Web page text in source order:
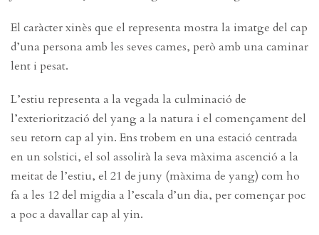
El caràcter xinès que el representa mostra la imatge del cap
d’una persona amb les seves cames, però amb una caminar
lent i pesat.
L’estiu representa a la vegada la culminació de
l’exteriorització del yang a la natura i el començament del
seu retorn cap al yin. Ens trobem en una estació centrada
en un solstici, el sol assolirà la seva màxima ascenció a la
meitat de l’estiu, el 21 de juny (màxima de yang) com ho
fa a les 12 del migdia a l’escala d’un dia, per començar poc
a poc a davallar cap al yin.